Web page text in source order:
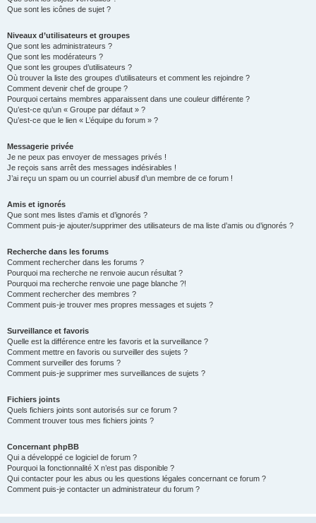
Que sont les icônes de sujet ?
Niveaux d’utilisateurs et groupes
Que sont les administrateurs ?
Que sont les modérateurs ?
Que sont les groupes d’utilisateurs ?
Où trouver la liste des groupes d’utilisateurs et comment les rejoindre ?
Comment devenir chef de groupe ?
Pourquoi certains membres apparaissent dans une couleur différente ?
Qu’est-ce qu’un « Groupe par défaut » ?
Qu’est-ce que le lien « L’équipe du forum » ?
Messagerie privée
Je ne peux pas envoyer de messages privés !
Je reçois sans arrêt des messages indésirables !
J’ai reçu un spam ou un courriel abusif d’un membre de ce forum !
Amis et ignorés
Que sont mes listes d’amis et d’ignorés ?
Comment puis-je ajouter/supprimer des utilisateurs de ma liste d’amis ou d’ignorés ?
Recherche dans les forums
Comment rechercher dans les forums ?
Pourquoi ma recherche ne renvoie aucun résultat ?
Pourquoi ma recherche renvoie une page blanche ?!
Comment rechercher des membres ?
Comment puis-je trouver mes propres messages et sujets ?
Surveillance et favoris
Quelle est la différence entre les favoris et la surveillance ?
Comment mettre en favoris ou surveiller des sujets ?
Comment surveiller des forums ?
Comment puis-je supprimer mes surveillances de sujets ?
Fichiers joints
Quels fichiers joints sont autorisés sur ce forum ?
Comment trouver tous mes fichiers joints ?
Concernant phpBB
Qui a développé ce logiciel de forum ?
Pourquoi la fonctionnalité X n’est pas disponible ?
Qui contacter pour les abus ou les questions légales concernant ce forum ?
Comment puis-je contacter un administrateur du forum ?